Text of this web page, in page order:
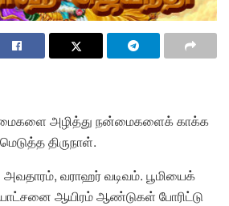
அழித்து நன்மைகளைக் காக்க
திருநாள்.
அவதாரம், வராஹர் வடிவம். பூமியைக்
ஆயிரம் ஆண்டுகள் போரிட்டு